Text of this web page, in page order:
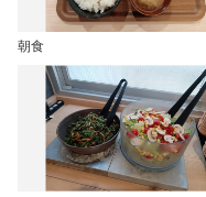
朝食